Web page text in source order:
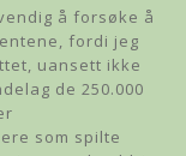
å forsøke å
fordi jeg
uansett ikke
de 250.000
som spilte